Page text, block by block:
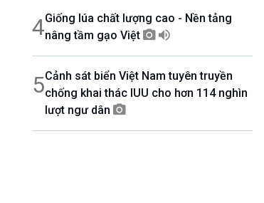
4Giống lúa chất lượng cao - Nền tảng
nâng tầm gạo Việt
5Cảnh sát biển Việt Nam tuyên truyền
chống khai thác IUU cho hơn 114 nghìn
lượt ngư dân